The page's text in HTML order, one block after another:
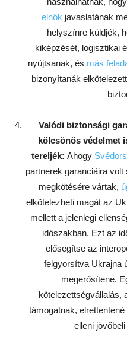
elnök javaslatának
helyszínre küldjék,
kiképzését, logisztikai
nyújtsanak, és más
bizonyítanák
Valódi biztonsági
kölcsönös védelmet
tereljék: Ahogy
partnerek garanciáira
megkötésére vártak,
elkötelezheti magát az
mellett a jelenlegi
időszakban. Ezt az
elősegítse az
felgyorsítva Ukrajna
megerősítene.
kötelezettségvállalás,
támogatnak,
elleni